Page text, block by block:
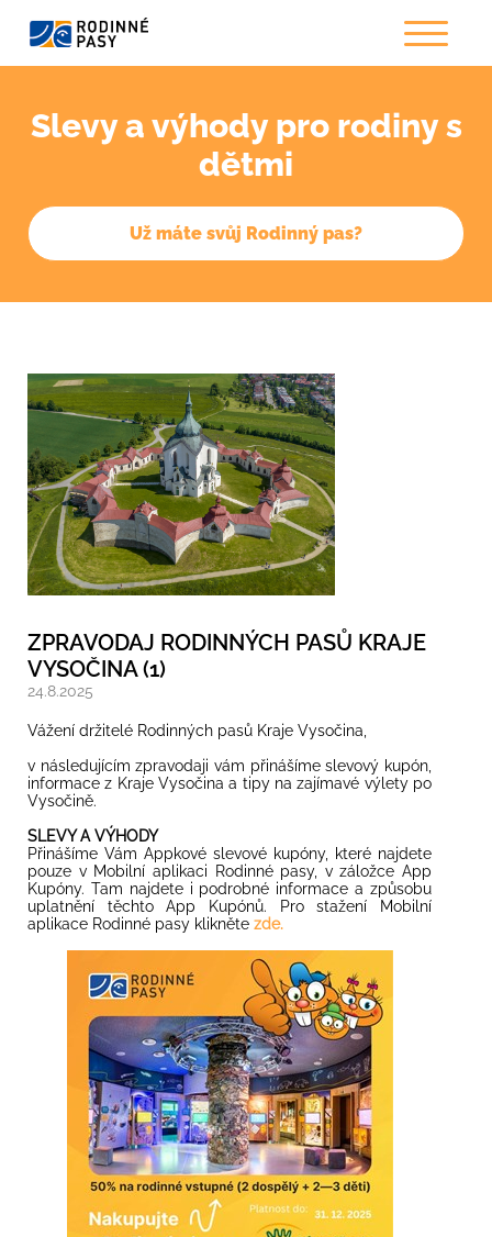
Slevy a výhody pro rodiny s
dětmi
Už máte svůj Rodinný pas?
ZPRAVODAJ RODINNÝCH PASŮ KRAJE
VYSOČINA (1)
24.8.2025
Vážení držitelé Rodinných pasů Kraje Vysočina,
v následujícím zpravodaji vám přinášíme slevový kupón,
informace z Kraje Vysočina a tipy na zajímavé výlety po
Vysočině.
SLEVY A VÝHODY
Přinášíme Vám Appkové slevové kupóny, které najdete
pouze v Mobilní aplikaci Rodinné pasy, v záložce App
Kupóny. Tam najdete i podrobné informace a způsobu
uplatnění těchto App Kupónů. Pro stažení Mobilní
aplikace Rodinné pasy klikněte zde.